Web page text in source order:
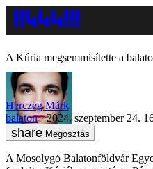
A Kúria megsemmisítette a
Herczeg Márk
balaton
2024. szeptember 24.
Megosztás
A Mosolygó Balatonföldvár